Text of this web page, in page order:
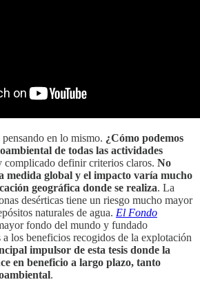
en lo mismo. ¿Cómo podemos
de todas las actividades
complicado definir criterios claros. No
medida global y el impacto varía mucho
geográfica donde se realiza. La
desérticas tiene un riesgo mucho mayor
naturales de agua. El Fondo
fondo del mundo y fundado
a los beneficios recogidos de la explotación
impulsor de esta tesis donde la
en beneficio a largo plazo, tanto
.